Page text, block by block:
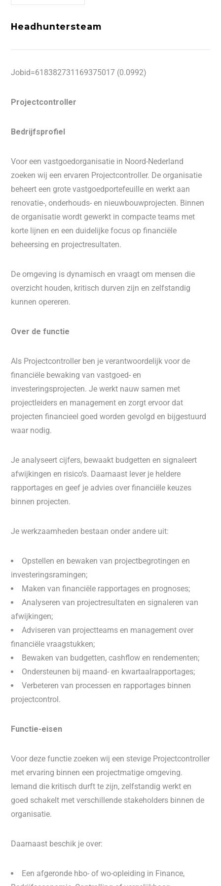
Headhuntersteam
Jobid=618382731169375017 (0.0992)
Projectcontroller
Bedrijfsprofiel
Voor een vastgoedorganisatie in Noord-Nederland
zoeken wij een ervaren Projectcontroller. De organisatie
beheert een grote vastgoedportefeuille en werkt aan
renovatie-, onderhouds- en nieuwbouwprojecten. Binnen
de organisatie wordt gewerkt in compacte teams met
korte lijnen en een duidelijke focus op financiële
beheersing en projectresultaten.
De omgeving is dynamisch en vraagt om mensen die
overzicht houden, kritisch durven zijn en zelfstandig
kunnen opereren.
Over de functie
Als Projectcontroller ben je verantwoordelijk voor de
financiële bewaking van vastgoed- en
investeringsprojecten. Je werkt nauw samen met
projectleiders en management en zorgt ervoor dat
projecten financieel goed worden gevolgd en bijgestuurd
waar nodig.
Je analyseert cijfers, bewaakt budgetten en signaleert
afwijkingen en risico’s. Daarnaast lever je heldere
rapportages en geef je advies over financiële keuzes
binnen projecten.
Je werkzaamheden bestaan onder andere uit:
Opstellen en bewaken van projectbegrotingen en
investeringsramingen;
Maken van financiële rapportages en prognoses;
Analyseren van projectresultaten en signaleren van
afwijkingen;
Adviseren van projectteams en management over
financiële vraagstukken;
Bewaken van budgetten, cashflow en rendementen;
Ondersteunen bij maand- en kwartaalrapportages;
Verbeteren van processen en rapportages binnen
projectcontrol.
Functie-eisen
Voor deze functie zoeken wij een stevige Projectcontroller
met ervaring binnen een projectmatige omgeving.
Iemand die kritisch durft te zijn, zelfstandig werkt en
goed schakelt met verschillende stakeholders binnen de
organisatie.
Daarnaast beschik je over:
Een afgeronde hbo- of wo-opleiding in Finance,